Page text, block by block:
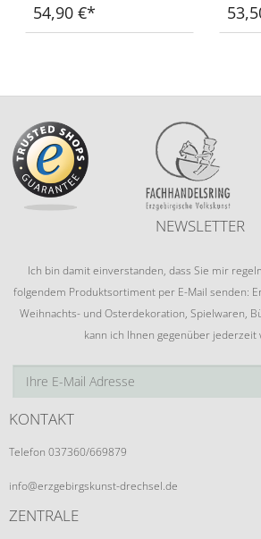
54,90 €
NEWSLETTER
Ich bin damit einverstanden, dass Sie mir
folgendem Produktsortiment per E-Mail senden:
Weihnachts- und Osterdekoration, Spielwaren,
kann ich Ihnen gegenüber
KONTAKT
Telefon 037360/669879
info@erzgebirgskunst-drechsel.de
ZENTRALE